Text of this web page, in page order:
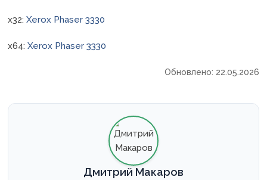
x32:Xerox Phaser 3330
x64:Xerox Phaser 3330
Обновлено: 22.05.2026
Дмитрий Макаров